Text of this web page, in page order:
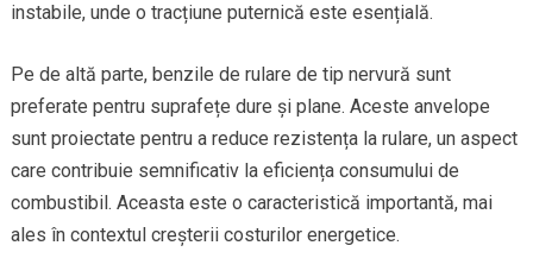
instabile, unde o tracțiune puternică este esențială.
Pe de altă parte, benzile de rulare de tip nervură sunt
preferate pentru suprafețe dure și plane. Aceste anvelope
sunt proiectate pentru a reduce rezistența la rulare, un aspect
care contribuie semnificativ la eficiența consumului de
combustibil. Aceasta este o caracteristică importantă, mai
ales în contextul creșterii costurilor energetice.